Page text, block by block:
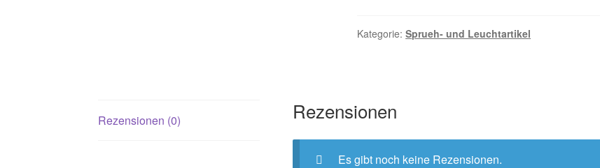
Kategorie:Sprueh- und Leuchtartikel
Rezensionen (0) Rezensionen
Es gibt noch keine Rezensionen.